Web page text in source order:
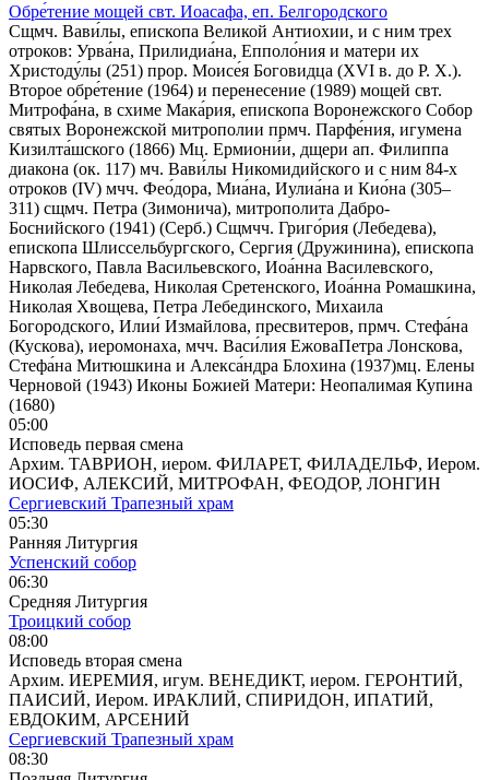
Обре́тение мощей свт. Иоасафа, еп. Белгородского
Сщмч. Вави́лы, епископа Великой Антиохии, и с ним трех
отроков: Урва́на, Прилидиа́на, Епполо́ния и матери их
Христоду́лы (251) прор. Моисе́я Боговидца (XVI в. до Р. Х.).
Второе обре́тение (1964) и перенесение (1989) мощей свт.
Митрофа́на, в схиме Мака́рия, епископа Воронежского Собор
святых Воронежской митрополии прмч. Парфе́ния, игумена
Кизилта́шского (1866) Мц. Ермиони́и, дщери ап. Филиппа
диакона (ок. 117) мч. Вави́лы Никомидийского и с ним 84-х
отроков (IV) мчч. Фео́дора, Миа́на, Иулиа́на и Кио́на (305–
311) сщмч. Петра (Зимонича), митрополита Дабро-
Боснийского (1941) (Серб.) Сщмчч. Григо́рия (Лебедева),
епископа Шлиссельбургского, Сергия (Дружинина), епископа
Нарвского, Павла Васильевского, Иоа́нна Василевского,
Николая Лебедева, Николая Сретенского, Иоа́нна Ромашкина,
Николая Хвощева, Петра Лебединского, Михаила
Богородского, Илии́ Измайлова, пресвитеров, прмч. Стефа́на
(Кускова), иеромонаха, мчч. Васи́лия ЕжоваПетра Лонскова,
Стефа́на Митюшкина и Алекса́ндра Блохина (1937)мц. Елены
Черновой (1943) Иконы Божией Матери: Неопалимая Купина
(1680)
05:00
Исповедь первая смена
Архим. ТАВРИОН, иером. ФИЛАРЕТ, ФИЛАДЕЛЬФ, Иером.
ИОСИФ, АЛЕКСИЙ, МИТРОФАН, ФЕОДОР, ЛОНГИН
Сергиевский Трапезный храм
05:30
Ранняя Литургия
Успенский собор
06:30
Средняя Литургия
Троицкий собор
08:00
Исповедь вторая смена
Архим. ИЕРЕМИЯ, игум. ВЕНЕДИКТ, иером. ГЕРОНТИЙ,
ПАИСИЙ, Иером. ИРАКЛИЙ, СПИРИДОН, ИПАТИЙ,
ЕВДОКИМ, АРСЕНИЙ
Сергиевский Трапезный храм
08:30